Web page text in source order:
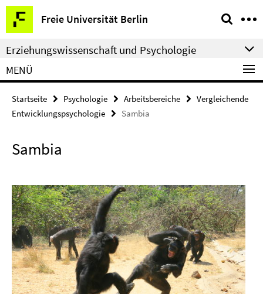
Springe
direkt
zu
Inhalt
Freie Universität Berlin
Service-
Navigation
Erziehungswissenschaft und Psychologie
MENÜ
Startseite Psychologie Arbeitsbereiche
Vergleichende
Entwicklungspsychologie
Sambia
Sambia